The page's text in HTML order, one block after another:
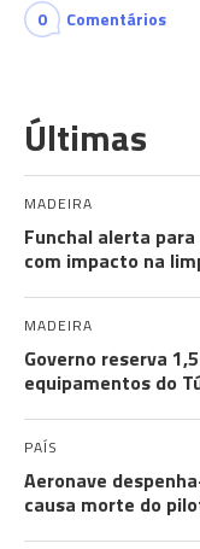
0 Comentários
Últimas
MADEIRA
Funchal alerta
com impacto na
MADEIRA
Governo reserva
equipamentos do
PAÍS
Aeronave
causa morte do